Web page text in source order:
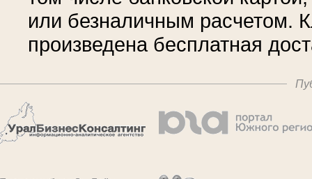
или безналичным расчетом.
произведена бесплатная